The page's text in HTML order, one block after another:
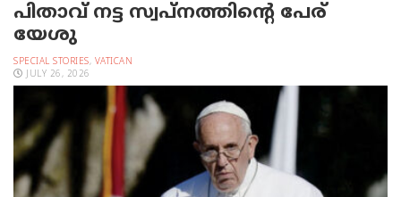
പിതാവ് നട്ട സ്വപ്നത്തിന്റെ പേര്
യേശു
SPECIAL STORIES, VATICAN
JULY 26, 2026